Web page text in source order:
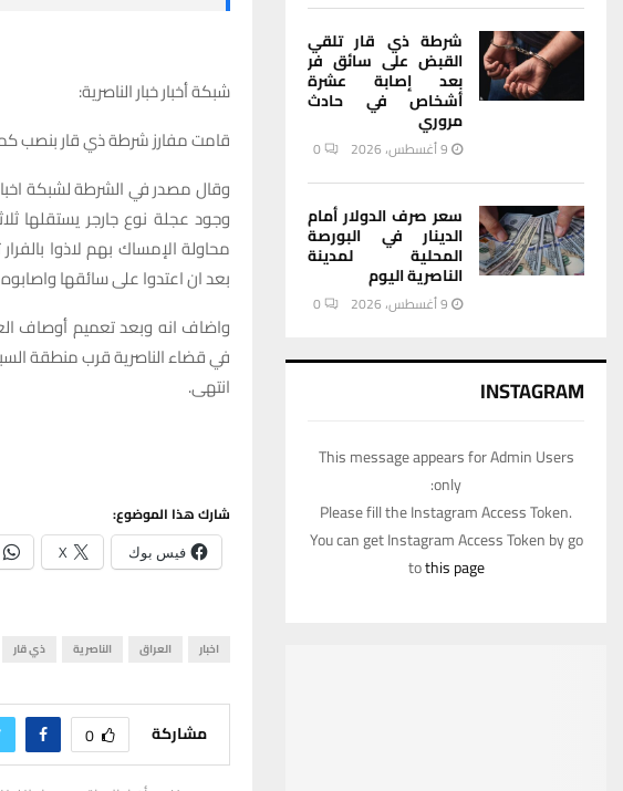
شبكة أخبار خبار الناصرية:
قامت مفارز شرطة ذي قار بنصب
وقال مصدر في الشرطة لشبكة
وجود عجلة نوع جارجر
محاولة الإمساك بهم لاذوا
بعد ان اعتدوا على سائقها
واضاف انه وبعد تعميم أوصاف
في قضاء الناصرية قرب منطقة
انتهى.
شارك هذا الموضوع:
فيس بوك X
اخبار العراق الناصرية ذي قار
مشاركة 0
شرطة ذي قار تلقي
القبض على سائق فر
بعد إصابة عشرة
أشخاص في حادث
مروري
9 أغسطس، 2026 0
سعر صرف الدولار أمام
الدينار في البورصة
المحلية لمدينة
الناصرية اليوم
9 أغسطس، 2026 0
INSTAGRAM
This message appears for Admin Users
only:
Please fill the Instagram Access Token.
You can get Instagram Access Token by go
tothis page